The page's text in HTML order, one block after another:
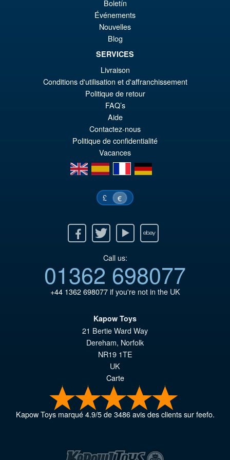
S.H.Figuarts Dragon Ball Z
Frieza Fourth Form Action
Figure ( New Sculpt )
PRÉ COMMANDE
Boletín
Événements
Nouvelles
Blog
SERVICES
Livraison
Conditions d'utilisation et d'affranchissement
Politique de retour
FAQ’s
Aide
Contactez-nous
Politique de confidentialité
Vacances
en
es fr de
£ €
Twitter Youtube Ebay
Call us:
01362 698077
+44 1362 698077if you're not in the UK
Kapow Toys
21 Bertie Ward Way
Dereham, Norfolk
NR19 1TE
UK
Carte
Kapow Toysmarqué4.9/5de3486avis des clients sur feefo.